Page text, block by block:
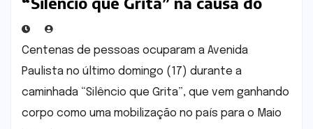
Maio Laranja. Ação reuniu centenas
de pessoas na Avenida Paulista em
mobilização contra o abuso infantil
Caminhada “Silêncio que Grita” é
um grande movimento de
Centenas de pessoas ocuparam a Avenida
Paulista no último domingo (17) durante a
caminhada “Silêncio que Grita”, que vem ganhando
corpo como uma mobilização no país para o Maio